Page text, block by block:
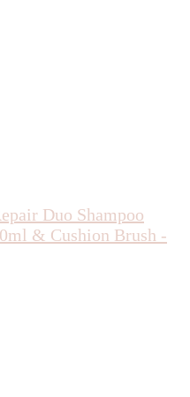
Duo Shampoo
& Cushion Brush -